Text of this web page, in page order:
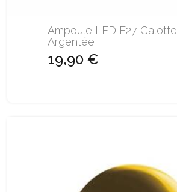
Ampoule LED E27 Calotte
Argentée
19,90 €